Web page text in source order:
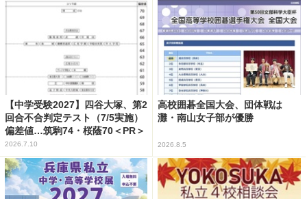
【中学受験2027】四谷大塚、第2
回合不合判定テスト（7/5実施）
偏差値…筑駒74・桜蔭70＜PR＞
2026.7.10
高校囲碁全国大会、団体戦は
灘・南山女子部が優勝
2026.8.5